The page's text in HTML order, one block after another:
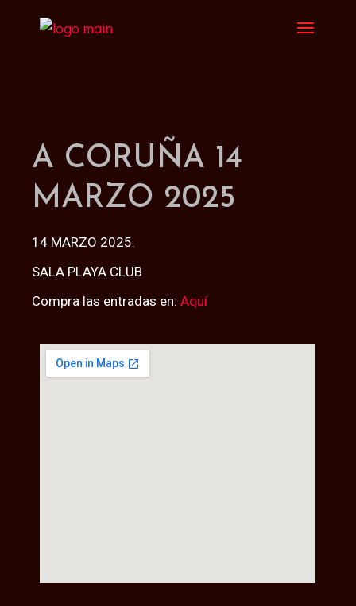
A CORUÑA 14
MARZO 2025
14 MARZO 2025.
SALA PLAYA CLUB
Compra las entradas en:Aquí